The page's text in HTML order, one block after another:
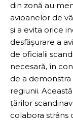
din zonă au
avioanelor de
și a evita orice
desfășurare a
de oficialii
necesară, în
de a
regiunii.
țărilor
colabora